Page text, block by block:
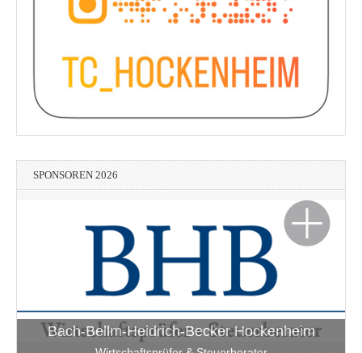
SPONSOREN 2026
Bach-Bellm-Heidrich-Becker Hockenheim